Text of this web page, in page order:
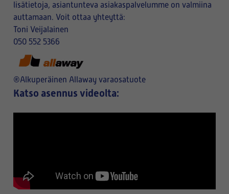
lisätietoja, asiantunteva asiakaspalvelumme on valmiina
auttamaan. Voit ottaa yhteyttä:
Toni Veijalainen
050 552 5366
®Alkuperäinen Allaway varaosatuote
Katso asennus videolta: